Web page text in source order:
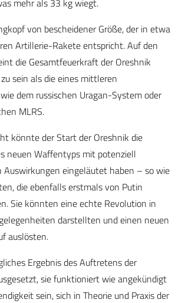
von bescheidener Größe, der in etwa
Artillerie-Rakete entspricht. Auf den
die Gesamtfeuerkraft der Oreshnik
sein als die eines mittleren
dem russischen Uragan-System oder
MLRS.
könnte der Start der Oreshnik die
neuen Waffentyps mit potenziell
Auswirkungen eingeläutet haben – so wie
die ebenfalls erstmals von Putin
Sie könnten eine echte Revolution in
darstellten und einen neuen
auslösten.
Ergebnis des Auftretens der
sie funktioniert wie angekündigt
sein, sich in Theorie und Praxis der